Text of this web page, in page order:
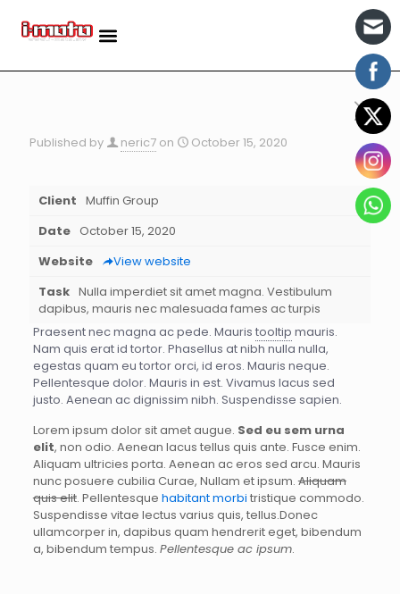
Published by neric7 on October 15, 2020
Client Muffin Group
Date October 15, 2020
Website
View website
Task Nulla imperdiet sit amet magna. Vestibulum
dapibus, mauris nec malesuada fames ac turpis
Praesent nec magna ac pede. Mauris tooltip mauris.
Nam quis erat id tortor. Phasellus at nibh nulla nulla,
egestas quam eu tortor orci, id eros. Mauris neque.
Pellentesque dolor. Mauris in est. Vivamus lacus sed
justo. Aenean ac dignissim nibh. Suspendisse sapien.
Lorem ipsum dolor sit amet augue. Sed eu sem urna
elit, non odio. Aenean lacus tellus quis ante. Fusce enim.
Aliquam ultricies porta. Aenean ac eros sed arcu. Mauris
nunc posuere cubilia Curae, Nullam et ipsum.Aliquam
quis elit. Pellentesque habitant morbi tristique commodo.
Suspendisse vitae lectus varius quis, tellus.Donec
ullamcorper in, dapibus quam hendrerit eget, bibendum
a, bibendum tempus. Pellentesque ac ipsum.